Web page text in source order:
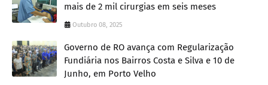
mais de 2 mil cirurgias em seis meses
Outubro 08, 2025
Governo de RO avança com Regularização
Fundiária nos Bairros Costa e Silva e 10 de
Junho, em Porto Velho